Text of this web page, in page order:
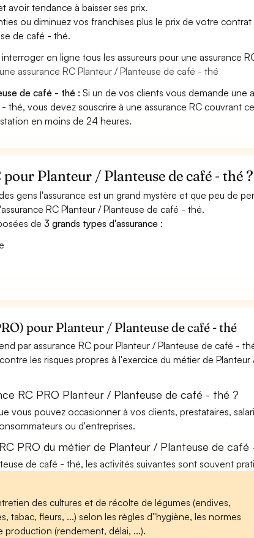
avoir tendance à baisser ses prix.
ou diminuez vos franchises plus le prix de votre contrat
de café - thé.
en ligne tous les assureurs pour une assurance
assurance RC Planteur / Planteuse de café - thé
de café - thé : Si un de vos clients vous demande une
thé, vous devez souscrire à une assurance RC couvrant
en moins de 24 heures.
Planteur / Planteuse de café - thé ?
gens l'assurance est un grand mystère et que peu de
RC Planteur / Planteuse de café - thé.
de3 grands types d'assurance :
pour Planteur / Planteuse de café - thé
par assurance RC pour Planteur / Planteuse de café -
les risques propres à l'exercice du métier de Planteur
RC PRO Planteur / Planteuse de café - thé ?
vous pouvez occasionner à vos clients, prestataires,
ou d'entreprises.
PRO du métier de Planteur / Planteuse de café
de café - thé, les activités suivantes sont souvent
des cultures et de récolte de légumes (endives,
tabac, fleurs, ...) selon les règles d''hygiène, les normes
(rendement, délai, ...).